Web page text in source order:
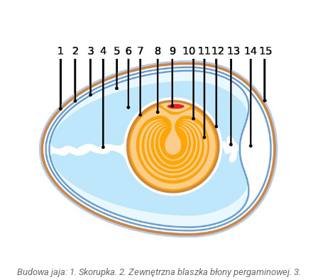
Budowa jaja: 1. Skorupka. 2. Zewnętrzna blaszka błony pergaminowej. 3.